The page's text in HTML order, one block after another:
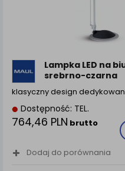
Lampka LED na
srebrno-czarna
klasyczny design
Dostępność: TEL.
764,46 PLN brutto
Dodaj do porównania